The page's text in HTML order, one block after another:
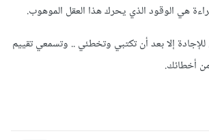
هي الوقود الذي يحرك هذا العقل الموهوب.
إلا بعد أن تكتبي وتخطئي .. وتسمعي تقييم
أخطائك.